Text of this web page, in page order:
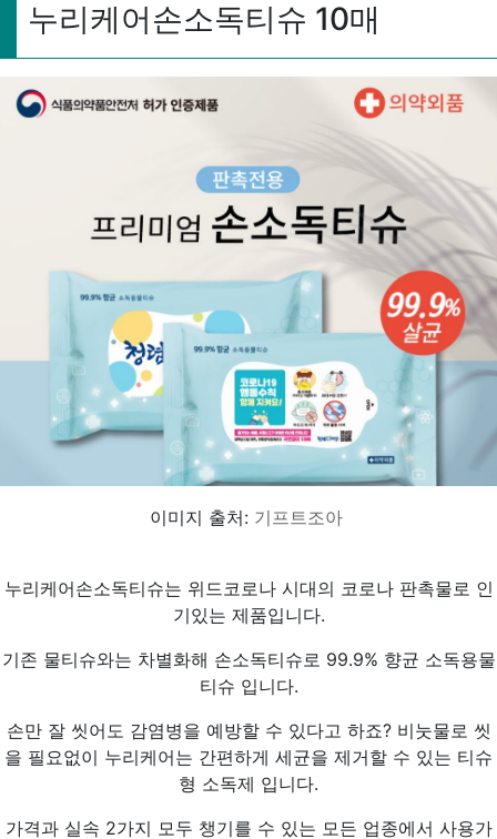
누리케어손소독티슈 10매
이미지 출처: 기프트조아
누리케어손소독티슈는 위드코로나 시대의 코로나 판촉물로 인
기있는 제품입니다.
기존 물티슈와는 차별화해 손소독티슈로 99.9% 향균 소독용물
티슈 입니다.
손만 잘 씻어도 감염병을 예방할 수 있다고 하죠? 비눗물로 씻
을 필요없이 누리케어는 간편하게 세균을 제거할 수 있는 티슈
형 소독제 입니다.
가격과 실속 2가지 모두 챙기를 수 있는 모든 업종에서 사용가